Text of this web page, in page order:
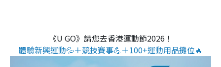
《U GO》請您去香港運動節2026！
體驗新興運動💦＋競技賽事💪＋100+運動用品攤位🔥